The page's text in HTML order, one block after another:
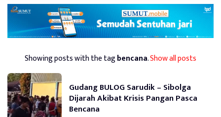
Showing posts with the tagbencana.Show all posts
Gudang BULOG Sarudik – Sibolga
Dijarah Akibat Krisis Pangan Pasca
Bencana